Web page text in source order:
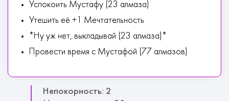
Успокоить Мустафу (23 алмаза)
Утешить её +1 Мечтательность
*Ну уж нет, выкладывай (23 алмаза)*
Провести время с Мустафой (77 алмазов)
Непокорность: 2